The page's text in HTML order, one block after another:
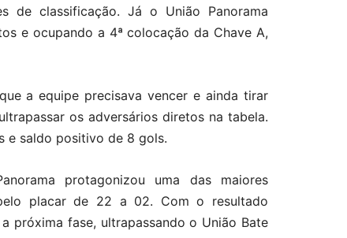
de classificação. Já o União Panorama
e ocupando a 4ª colocação da Chave A,
a equipe precisava vencer e ainda tirar
os adversários diretos na tabela.
e saldo positivo de 8 gols.
protagonizou uma das maiores
placar de 22 a 02. Com o resultado
próxima fase, ultrapassando o União Bate